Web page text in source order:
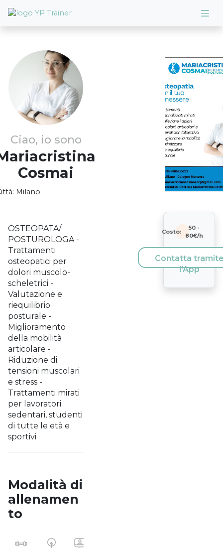
Ciao, io sono
Cosmai
Milano
OSTEOPATA/
POSTUROLOGA -
Trattamenti
osteopatici per
dolori muscolo-
scheletrici -
Valutazione e
riequilibrio
posturale -
Miglioramento
della mobilità
articolare -
Riduzione di
tensioni muscolari
e stress -
Trattamenti mirati
per lavoratori
sedentari, studenti
di tutte le età e
sportivi
Modalità di
allenamen
to
Costo:
50 -
80€/h
Contatta
l'App